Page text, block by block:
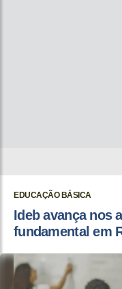
EDUCAÇÃO BÁSICA
Ideb avança nos
fundamental em